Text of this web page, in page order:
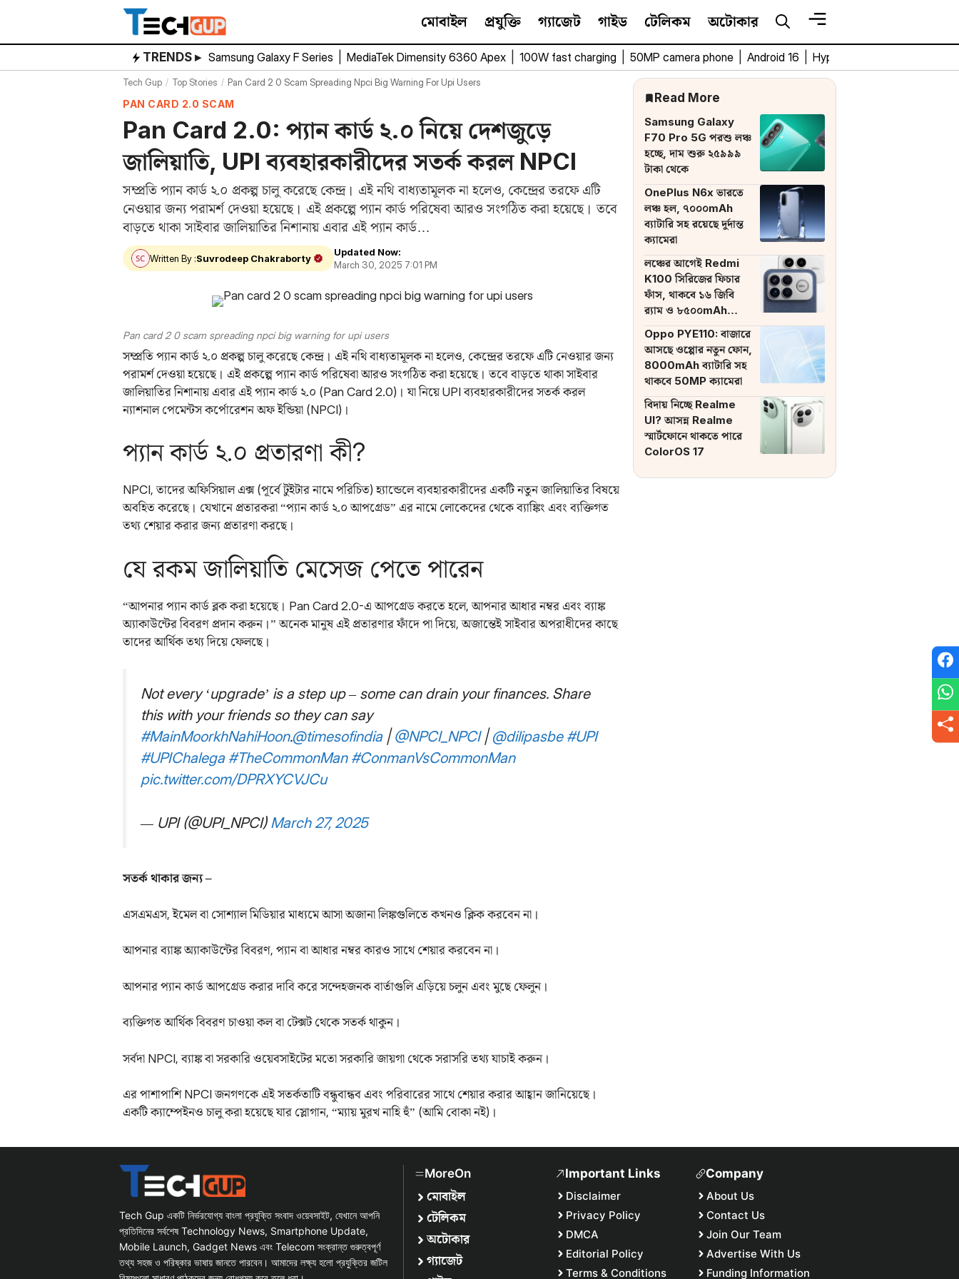
content
মোবাইল প্রযুক্তি গ্যাজেট গাইড টেলিকম অটোকার
TRENDS ▸ Samsung Galaxy F Series MediaTek Dimensity 6360 Apex 100W fast charging 50MP camera phone Android 16 HyperOS 3
Tech Gup Top Stories Pan Card 2 0 Scam Spreading Npci Big Warning For Upi Users
PAN CARD 2.0 SCAM
Pan Card 2.0: প্যান কার্ড ২.০ নিয়ে দেশজুড়ে
জালিয়াতি, UPI ব্যবহারকারীদের সতর্ক করল NPCI
সম্প্রতি প্যান কার্ড ২.০ প্রকল্প চালু করেছে কেন্দ্র। এই নথি বাধ্যতামূলক না হলেও, কেন্দ্রের তরফে এটি
নেওয়ার জন্য পরামর্শ দেওয়া হয়েছে। এই প্রকল্পে প্যান কার্ড পরিষেবা আরও সংগঠিত করা হয়েছে। তবে
বাড়তে থাকা সাইবার জালিয়াতির নিশানায় এবার এই প্যান কার্ড…
Written By :Suvrodeep Chakraborty
Updated Now:
March 30, 2025 7:01 PM
Pan card 2 0 scam spreading npci big warning for upi users
সম্প্রতি প্যান কার্ড ২.০ প্রকল্প চালু করেছে কেন্দ্র। এই নথি বাধ্যতামূলক না হলেও, কেন্দ্রের তরফে এটি নেওয়ার জন্য
পরামর্শ দেওয়া হয়েছে। এই প্রকল্পে প্যান কার্ড পরিষেবা আরও সংগঠিত করা হয়েছে। তবে বাড়তে থাকা সাইবার
জালিয়াতির নিশানায় এবার এই প্যান কার্ড ২.০ (Pan Card 2.0)। যা নিয়ে UPI ব্যবহারকারীদের সতর্ক করল
ন্যাশনাল পেমেন্টস কর্পোরেশন অফ ইন্ডিয়া (NPCI)।
প্যান কার্ড ২.০ প্রতারণা কী?
NPCI, তাদের অফিসিয়াল এক্স (পূর্বে টুইটার নামে পরিচিত) হ্যান্ডেলে ব্যবহারকারীদের একটি নতুন জালিয়াতির বিষয়ে
অবহিত করেছে। যেখানে প্রতারকরা “প্যান কার্ড ২.০ আপগ্রেড” এর নামে লোকেদের থেকে ব্যাঙ্কিং এবং ব্যক্তিগত
তথ্য শেয়ার করার জন্য প্রতারণা করছে।
যে রকম জালিয়াতি মেসেজ পেতে পারেন
“আপনার প্যান কার্ড ব্লক করা হয়েছে। Pan Card 2.0-এ আপগ্রেড করতে হলে, আপনার আধার নম্বর এবং ব্যাঙ্ক
অ্যাকাউন্টের বিবরণ প্রদান করুন।” অনেক মানুষ এই প্রতারণার ফাঁদে পা দিয়ে, অজান্তেই সাইবার অপরাধীদের কাছে
তাদের আর্থিক তথ্য দিয়ে ফেলছে।
Not every ‘upgrade’ is a step up – some can drain your finances. Share
this with your friends so they can say
#MainMoorkhNahiHoon.@timesofindia| @NPCI_NPCI| @dilipasbe #UPI
#UPIChalega #TheCommonMan #ConmanVsCommonMan
pic.twitter.com/DPRXYCVJCu
— UPI (@UPI_NPCI) March 27, 2025
সতর্ক থাকার জন্য –
এসএমএস, ইমেল বা সোশ্যাল মিডিয়ার মাধ্যমে আসা অজানা লিঙ্কগুলিতে কখনও ক্লিক করবেন না।
আপনার ব্যাঙ্ক অ্যাকাউন্টের বিবরণ, প্যান বা আধার নম্বর কারও সাথে শেয়ার করবেন না।
আপনার প্যান কার্ড আপগ্রেড করার দাবি করে সন্দেহজনক বার্তাগুলি এড়িয়ে চলুন এবং মুছে ফেলুন।
ব্যক্তিগত আর্থিক বিবরণ চাওয়া কল বা টেক্সট থেকে সতর্ক থাকুন।
সর্বদা NPCI, ব্যাঙ্ক বা সরকারি ওয়েবসাইটের মতো সরকারি জায়গা থেকে সরাসরি তথ্য যাচাই করুন।
এর পাশাপাশি NPCI জনগণকে এই সতর্কতাটি বন্ধুবান্ধব এবং পরিবারের সাথে শেয়ার করার আহ্বান জানিয়েছে।
একটি ক্যাম্পেইনও চালু করা হয়েছে যার স্লোগান, “ম্যায় মুরখ নাহি হুঁ” (আমি বোকা নই)।
Read More
Samsung Galaxy
F70 Pro 5G পরশু লঞ্চ
হচ্ছে, দাম শুরু ২৫৯৯৯
টাকা থেকে
OnePlus N6x ভারতে
লঞ্চ হল, ৭০০০mAh
ব্যাটারি সহ রয়েছে দুর্দান্ত
ক্যামেরা
লঞ্চের আগেই Redmi
K100 সিরিজের ফিচার
ফাঁস, থাকবে ১৬ জিবি
র‌্যাম ও ৮৫০০mAh
ব্যাটারি
Oppo PYE110: বাজারে
আসছে ওপ্পোর নতুন ফোন,
8000mAh ব্যাটারি সহ
থাকবে 50MP ক্যামেরা
বিদায় নিচ্ছে Realme
UI? আসন্ন Realme
স্মার্টফোনে থাকতে পারে
ColorOS 17
Tech Gup একটি নির্ভরযোগ্য বাংলা প্রযুক্তি সংবাদ ওয়েবসাইট, যেখানে আপনি
প্রতিদিনের সর্বশেষ Technology News, Smartphone Update,
Mobile Launch, Gadget News এবং Telecom সংক্রান্ত গুরুত্বপূর্ণ
তথ্য সহজ ও পরিষ্কার ভাষায় জানতে পারবেন। আমাদের লক্ষ্য হলো প্রযুক্তির জটিল
MoreOn
মোবাইল
টেলিকম
অটোকার
গ্যাজেট
Important Links
Disclaimer
Privacy Policy
DMCA
Editorial Policy
Terms & Conditions
Company
About Us
Contact Us
Join Our Team
Advertise With Us
Funding Information